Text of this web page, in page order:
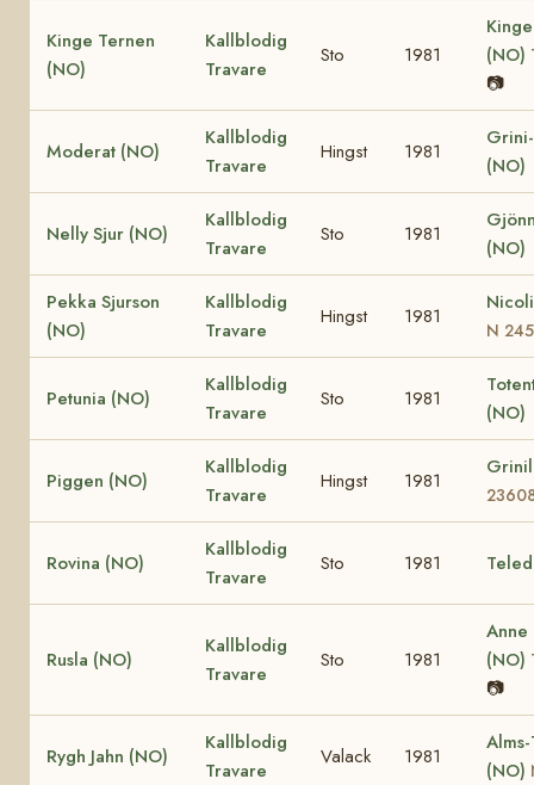
Kinge Ternen
(NO)
Kallblodig
Travare
Sto 1981
(NO)
📷
Moderat (NO)
Kallblodig
Travare
Hingst 1981
(NO)
Nelly Sjur (NO)
Kallblodig
Travare
Sto 1981
(NO)
Pekka Sjurson
(NO)
Kallblodig
Travare
Hingst 1981
N
Petunia (NO)
Kallblodig
Travare
Sto 1981
(NO)
Piggen (NO)
Kallblodig
Travare
Hingst 1981
Rovina (NO)
Kallblodig
Travare
Sto 1981
Rusla (NO)
Kallblodig
Travare
Sto 1981
Anne
(NO)
📷
Rygh Jahn (NO)
Kallblodig
Travare
Valack 1981
(NO)